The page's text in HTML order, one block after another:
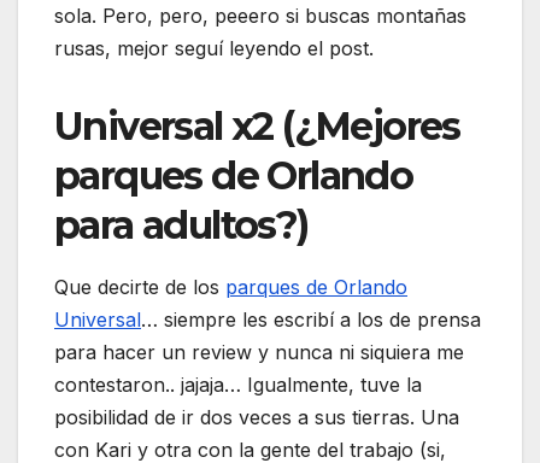
sola. Pero, pero, peeero si buscas montañas
rusas, mejor seguí leyendo el post.
Universal x2 (¿Mejores
parques de Orlando
para adultos?)
Que decirte de los parques de Orlando
Universal… siempre les escribí a los de prensa
para hacer un review y nunca ni siquiera me
contestaron.. jajaja… Igualmente, tuve la
posibilidad de ir dos veces a sus tierras. Una
con Kari y otra con la gente del trabajo (si,